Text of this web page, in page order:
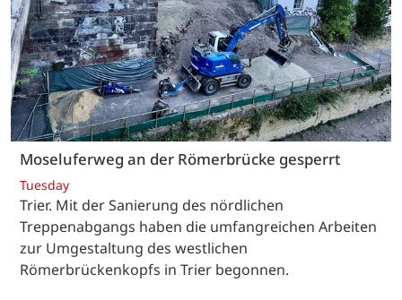
Moseluferweg an der Römerbrücke gesperrt
Tuesday
Trier. Mit der Sanierung des nördlichen
Treppenabgangs haben die umfangreichen Arbeiten
zur Umgestaltung des westlichen
Römerbrückenkopfs in Trier begonnen.